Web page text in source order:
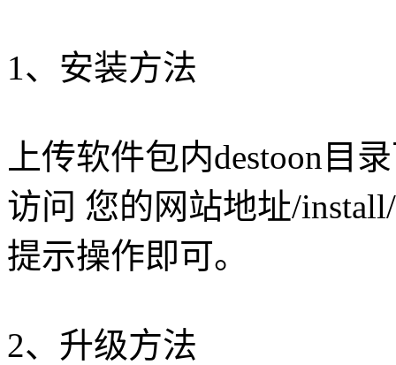
1、安装方法
上传软件包内destoon目
访问 您的网站地址/
提示操作即可。
2、升级方法